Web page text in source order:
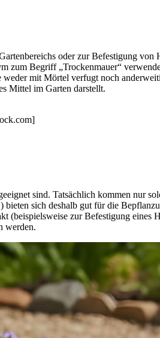
oder zur Befestigung
zum Begriff „Trockenmauer“
mit Mörtel verfugt noch
Mittel im Garten darstellt.
sind. Tatsächlich kommen nur
) bieten sich deshalb gut für die
zur Befestigung eines
werden.